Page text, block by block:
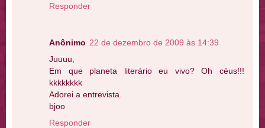
Responder
Anônimo 22 de dezembro de 2009 às 14:39
Juuuu,
Em que planeta literário eu vivo? Oh céus!!!
kkkkkkkk
Adorei a entrevista.
bjoo
Responder